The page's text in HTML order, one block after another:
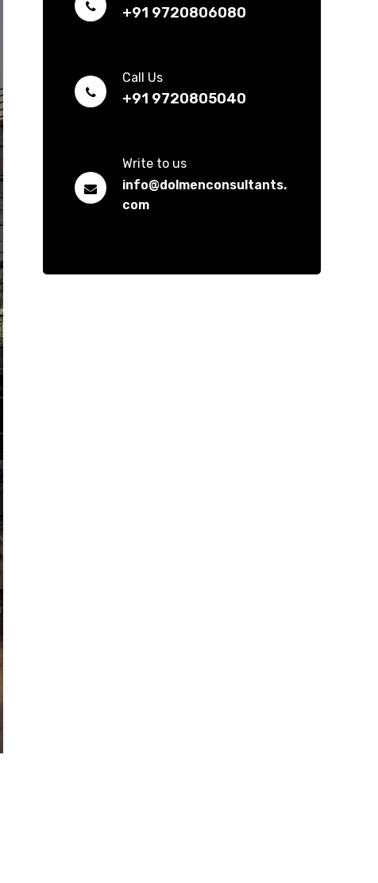
+91 9720806080
Call Us
+91 9720805040
Write to us
info@dolmenconsultants.
com